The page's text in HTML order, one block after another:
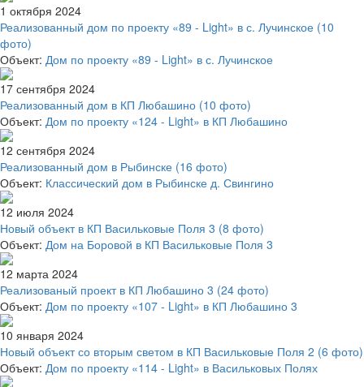
1 октября 2024
Реализованный дом по проекту «89 - Light» в с. Лучинское (10
фото)
Объект: Дом по проекту «89 - Light» в с. Лучинское
17 сентября 2024
Реализованный дом в КП Любашино (10 фото)
Объект: Дом по проекту «124 - Light» в КП Любашино
12 сентября 2024
Реализованный дом в Рыбинске (16 фото)
Объект: Классический дом в Рыбинске д. Свингино
12 июля 2024
Новый объект в КП Васильковые Поля 3 (8 фото)
Объект: Дом на Боровой в КП Васильковые Поля 3
12 марта 2024
Реализованый проект в КП Любашино 3 (24 фото)
Объект: Дом по проекту «107 - Light» в КП Любашино 3
10 января 2024
Новый объект со вторым светом в КП Васильковые Поля 2 (6 фото)
Объект: Дом по проекту «114 - Light» в Васильковых Полях